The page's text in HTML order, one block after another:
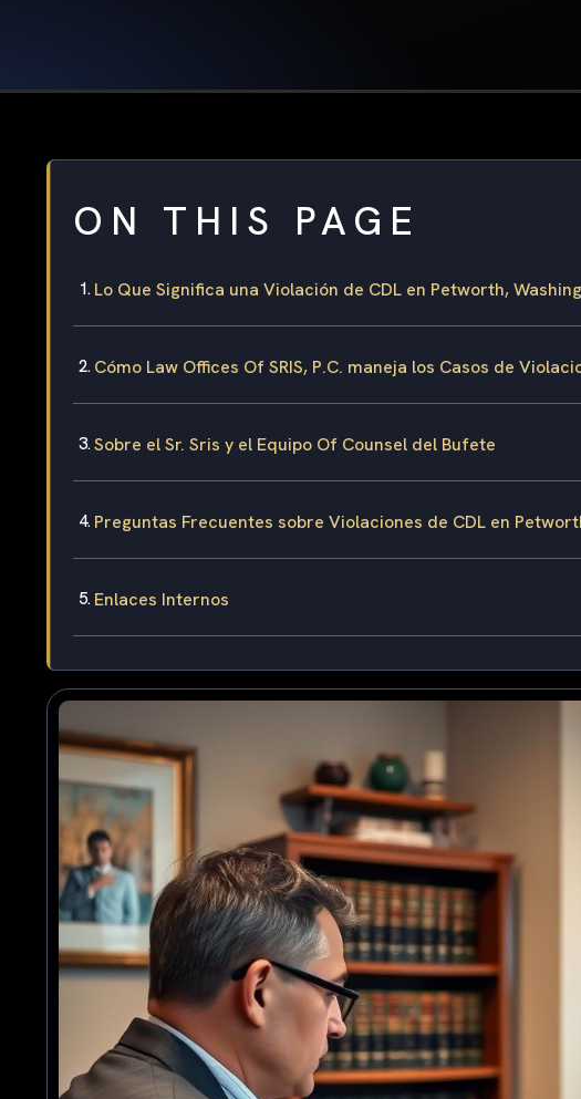
ON THIS PAGE
Lo Que Significa una Violación de CDL en Petworth,
Cómo Law Offices Of SRIS, P.C. maneja los Casos de
Sobre el Sr. Sris y el Equipo Of Counsel del Bufete
Preguntas Frecuentes sobre Violaciones de CDL en
Enlaces Internos